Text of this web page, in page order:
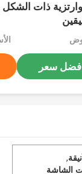
ذات الشكل
سعر
,
الشاشة